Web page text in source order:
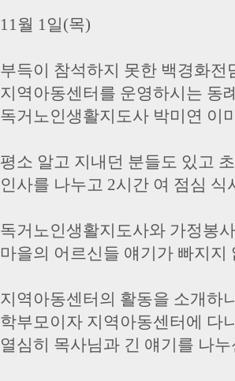
11월 1일(목)
부득이 참석하지 못한 백경화전
지역아동센터를 운영하시는 동
독거노인생활지도사 박미연 이
평소 알고 지내던 분들도 있고
인사를 나누고 2시간 여 점심 식
독거노인생활지도사와 가정봉
마을의 어르신들 얘기가 빠지지
지역아동센터의 활동을 소개하
학부모이자 지역아동센터에 다
열심히 목사님과 긴 얘기를 나누